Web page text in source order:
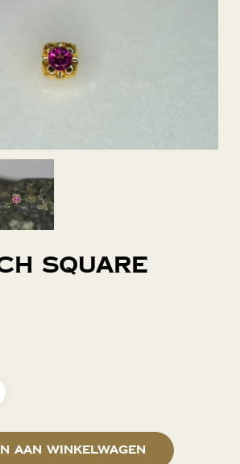
square
aan winkelwagen